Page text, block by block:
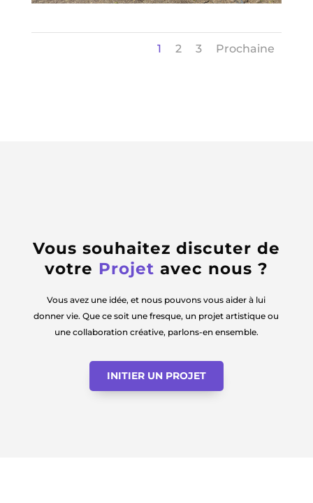
1 2 3 Prochaine
Vous souhaitez discuter de
votre Projet avec nous ?
Vous avez une idée, et nous pouvons vous aider à lui
donner vie. Que ce soit une fresque, un projet artistique ou
une collaboration créative, parlons-en ensemble.
INITIER UN PROJET